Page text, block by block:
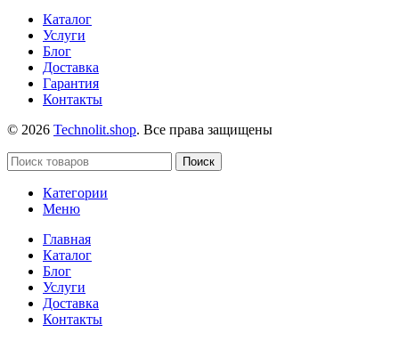
Каталог
Услуги
Блог
Доставка
Гарантия
Контакты
© 2026 Technolit.shop. Все права защищены
Поиск
Категории
Меню
Главная
Каталог
Блог
Услуги
Доставка
Контакты